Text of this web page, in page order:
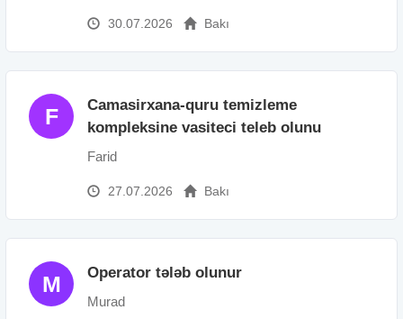
30.07.2026 Bakı
F
Camasirxana-quru temizleme
kompleksine vasiteci teleb olunu
Farid
27.07.2026 Bakı
M Operator tələb olunur
Murad